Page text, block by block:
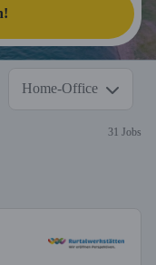
Home-Office
31 Jobs